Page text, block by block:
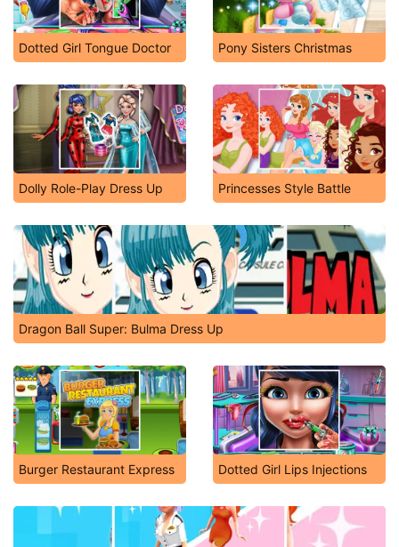
Dotted Girl Tongue Doctor Pony Sisters Christmas
Dolly Role-Play Dress Up Princesses Style Battle
Dragon Ball Super: Bulma Dress Up
Burger Restaurant Express Dotted Girl Lips Injections